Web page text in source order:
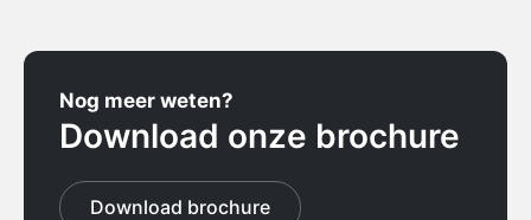
Nog meer weten?
Download onze brochure
Download brochure